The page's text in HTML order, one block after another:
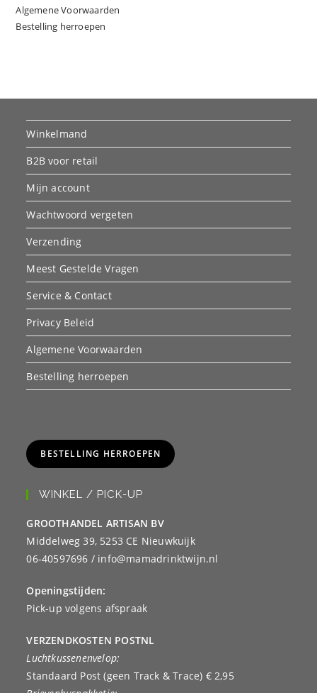
Algemene Voorwaarden
Bestelling herroepen
Winkelmand
B2B voor retail
Mijn account
Wachtwoord vergeten
Verzending
Meest Gestelde Vragen
Service & Contact
Privacy Beleid
Algemene Voorwaarden
Bestelling herroepen
BESTELLING HERROEPEN
WINKEL / PICK-UP
GROOTHANDEL ARTISAN BV
Middelweg 39, 5253 CE Nieuwkuijk
06-40597696 / info@mamadrinktwijn.nl
Openingstijden:
Pick-up volgens afspraak
VERZENDKOSTEN POSTNL
Luchtkussenenvelop:
Standaard Post (geen Track & Trace) € 2,95